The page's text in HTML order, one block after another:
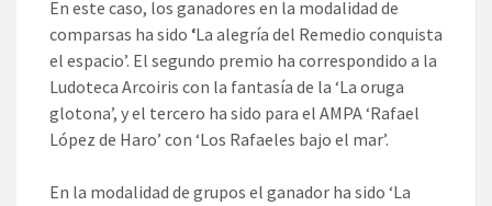
En este caso, los ganadores en la modalidad de
comparsas ha sido ‘La alegría del Remedio conquista
el espacio’. El segundo premio ha correspondido a la
Ludoteca Arcoiris con la fantasía de la ‘La oruga
glotona’, y el tercero ha sido para el AMPA ‘Rafael
López de Haro’ con ‘Los Rafaeles bajo el mar’.
En la modalidad de grupos el ganador ha sido ‘La